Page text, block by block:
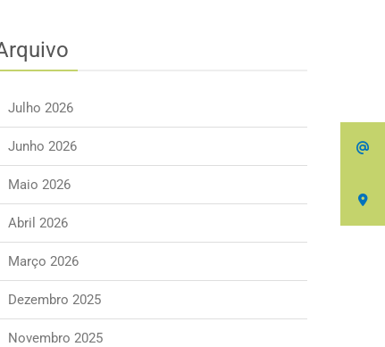
Julho 2026
Junho 2026
Maio 2026
Abril 2026
Março 2026
Dezembro 2025
Novembro 2025